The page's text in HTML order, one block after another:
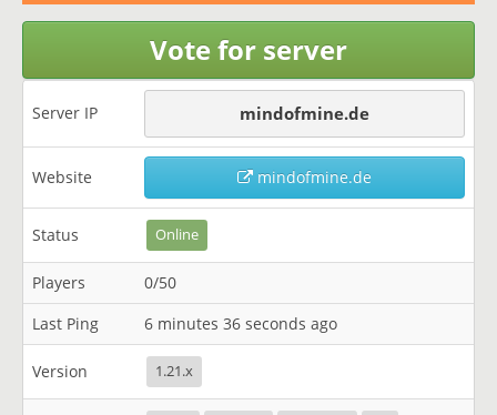
Vote for server
Server IP mindofmine.de
Website mindofmine.de
Status Online
Players
0/50
Last Ping
6 minutes 36 seconds ago
Version 1.21.x